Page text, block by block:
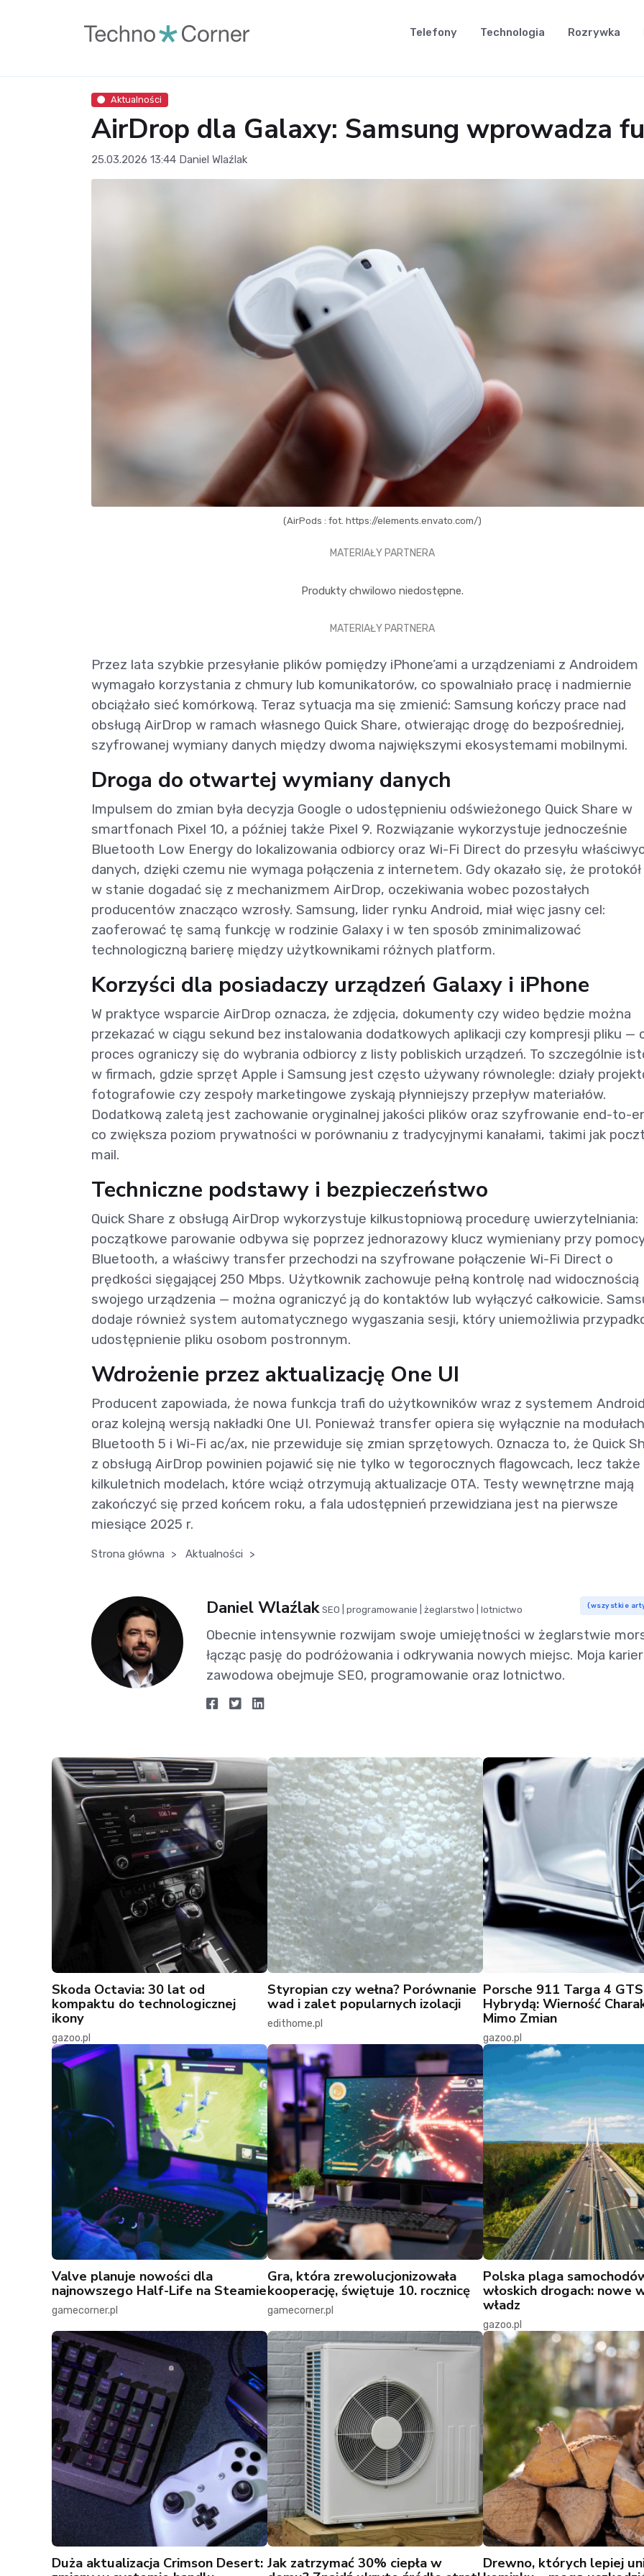
Telefony Technologia Rozrywka
Aktualności
AirDrop dla Galaxy: Samsung wprowadza
25.03.2026 13:44 Daniel Wlaźlak
(AirPods : fot. https://elements.envato.com/)
MATERIAŁY PARTNERA
Produkty chwilowo niedostępne.
MATERIAŁY PARTNERA
Przez lata szybkie przesyłanie plików pomiędzy iPhone’ami a urządzeniami z Androidem
wymagało korzystania z chmury lub komunikatorów, co spowalniało pracę i nadmiernie
obciążało sieć komórkową. Teraz sytuacja ma się zmienić: Samsung kończy prace nad
obsługą AirDrop w ramach własnego Quick Share, otwierając drogę do bezpośredniej,
szyfrowanej wymiany danych między dwoma największymi ekosystemami mobilnymi.
Droga do otwartej wymiany danych
Impulsem do zmian była decyzja Google o udostępnieniu odświeżonego Quick Share w
smartfonach Pixel 10, a później także Pixel 9. Rozwiązanie wykorzystuje jednocześnie
Bluetooth Low Energy do lokalizowania odbiorcy oraz Wi-Fi Direct do przesyłu
danych, dzięki czemu nie wymaga połączenia z internetem. Gdy okazało się, że
w stanie dogadać się z mechanizmem AirDrop, oczekiwania wobec pozostałych
producentów znacząco wzrosły. Samsung, lider rynku Android, miał więc jasny cel:
zaoferować tę samą funkcję w rodzinie Galaxy i w ten sposób zminimalizować
technologiczną barierę między użytkownikami różnych platform.
Korzyści dla posiadaczy urządzeń Galaxy i iPhone
W praktyce wsparcie AirDrop oznacza, że zdjęcia, dokumenty czy wideo będzie można
przekazać w ciągu sekund bez instalowania dodatkowych aplikacji czy kompresji pliku —
proces ograniczy się do wybrania odbiorcy z listy pobliskich urządzeń. To szczególnie
w firmach, gdzie sprzęt Apple i Samsung jest często używany równolegle: działy
fotografowie czy zespoły marketingowe zyskają płynniejszy przepływ materiałów.
Dodatkową zaletą jest zachowanie oryginalnej jakości plików oraz szyfrowanie end-to-
co zwiększa poziom prywatności w porównaniu z tradycyjnymi kanałami, takimi jak
mail.
Techniczne podstawy i bezpieczeństwo
Quick Share z obsługą AirDrop wykorzystuje kilkustopniową procedurę uwierzytelniania:
początkowe parowanie odbywa się poprzez jednorazowy klucz wymieniany przy
Bluetooth, a właściwy transfer przechodzi na szyfrowane połączenie Wi-Fi Direct o
prędkości sięgającej 250 Mbps. Użytkownik zachowuje pełną kontrolę nad widocznością
swojego urządzenia — można ograniczyć ją do kontaktów lub wyłączyć całkowicie.
dodaje również system automatycznego wygaszania sesji, który uniemożliwia
udostępnienie pliku osobom postronnym.
Wdrożenie przez aktualizację One UI
Producent zapowiada, że nowa funkcja trafi do użytkowników wraz z systemem
oraz kolejną wersją nakładki One UI. Ponieważ transfer opiera się wyłącznie na modułach
Bluetooth 5 i Wi-Fi ac/ax, nie przewiduje się zmian sprzętowych. Oznacza to, że Quick
z obsługą AirDrop powinien pojawić się nie tylko w tegorocznych flagowcach, lecz także
kilkuletnich modelach, które wciąż otrzymują aktualizacje OTA. Testy wewnętrzne mają
zakończyć się przed końcem roku, a fala udostępnień przewidziana jest na pierwsze
miesiące 2025 r.
Strona główna > Aktualności >
Daniel Wlaźlak SEO | programowanie | żeglarstwo | lotnictwo (wszystkie
Obecnie intensywnie rozwijam swoje umiejętności w żeglarstwie
łącząc pasję do podróżowania i odkrywania nowych miejsc. Moja
zawodowa obejmuje SEO, programowanie oraz lotnictwo.
Skoda Octavia: 30 lat od
kompaktu do technologicznej
ikony
gazoo.pl
Styropian czy wełna? Porównanie
wad i zalet popularnych izolacji
edithome.pl
Porsche 911 Targa 4 GTS
Hybrydą: Wierność
Mimo Zmian
gazoo.pl
Valve planuje nowości dla
najnowszego Half-Life na Steamie
gamecorner.pl
Gra, która zrewolucjonizowała
kooperację, świętuje 10. rocznicę
gamecorner.pl
Polska plaga
włoskich drogach: nowe
władz
gazoo.pl
Duża aktualizacja Crimson Desert: Jak zatrzymać 30% ciepła w
Drewno, których lepiej